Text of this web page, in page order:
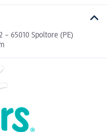
– 65010 Spoltore (PE)